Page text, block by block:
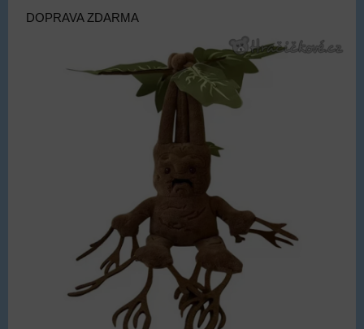
DOPRAVA ZDARMA